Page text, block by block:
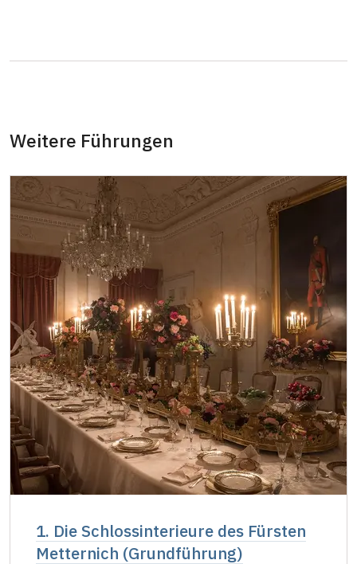
Reiseleiter mit Gruppe ab 15 oder mehr
kostenlos
Mitglieder von ICOMOS mit gültigem
Inhaber der freien Eintrittskarte
kostenlos
Inhaber der freien einmaligen
Eintrittskarte
kostenlos
NPÚ-Karte
kostenlos
"Náš člověk"-Karte
kostenlos
Weitere Führungen
1. Die Schlossinterieure des Fürsten
Metternich (Grundführung)